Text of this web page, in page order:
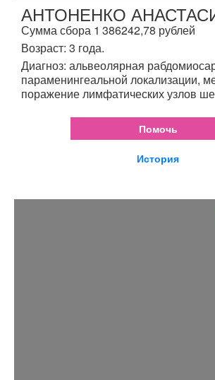
АНТОНЕНКО
Сумма сбора 1 386242,78 рублей
Возраст: 3 года.
Диагноз: альвеолярная
параменингеальной локализации,
поражение лимфатических узлов
Помочь
История